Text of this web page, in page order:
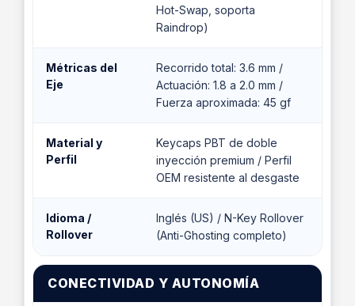
Hot-Swap, soporta
Raindrop)
Métricas del
Eje
Recorrido total: 3.6 mm /
Actuación: 1.8 a 2.0 mm /
Fuerza aproximada: 45 gf
Material y
Perfil
Keycaps PBT de doble
inyección premium / Perfil
OEM resistente al desgaste
Idioma /
Rollover
Inglés (US) / N-Key Rollover
(Anti-Ghosting completo)
CONECTIVIDAD Y AUTONOMÍA